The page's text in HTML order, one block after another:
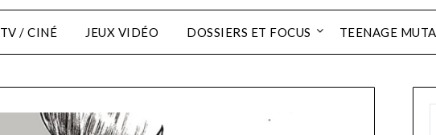
TV / CINÉ JEUX VIDÉO DOSSIERS ET FOCUS TEENAGE